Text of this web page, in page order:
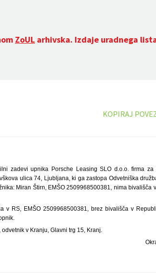
ZoUL arhivska. Izdaje uradnega
KOPIRAJ
zadevi upnika Porsche Leasing SLO d.o.o. firma
ulica 74, Ljubljana, ki ga zastopa Odvetniška
Miran Štirn, EMŠO 2509968500381, nima bivališča
v RS, EMŠO 2509968500381, brez bivališča v
v Kranju, Glavni trg 15, Kranj.